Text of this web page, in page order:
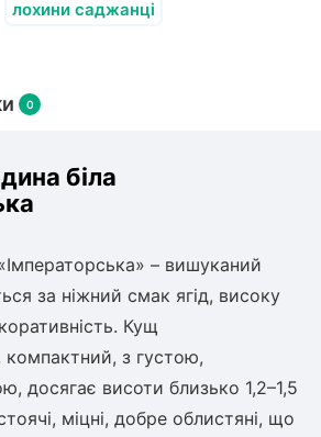
кущі
(агротканини)
лохини саджанці
0
біла
– вишуканий
за ніжний смак ягід, високу
Кущ
з густою,
досягає висоти близько 1,2–1,5
міцні, добре облистяні, що